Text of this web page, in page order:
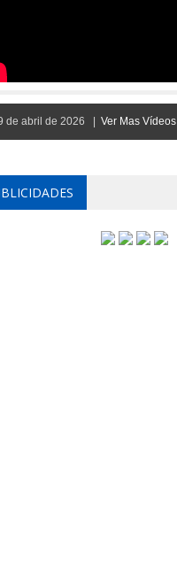
de abril de 2026 | Ver Mas Vídeos